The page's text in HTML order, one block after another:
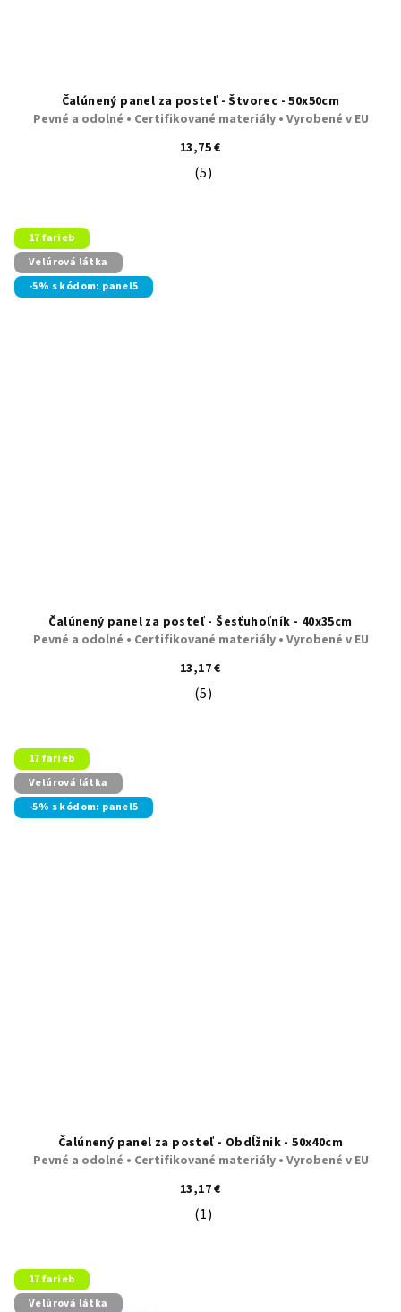
Čalúnený panel za posteľ - Štvorec - 50x50cm
Pevné a odolné • Certifikované materiály • Vyrobené v EU
13,75 €
Priemerné hodnotenie produktu
(5)
17 farieb
Velúrová látka
-5% s kódom: panel5
Čalúnený panel za posteľ - Šesťuhoľník - 40x35cm
Pevné a odolné • Certifikované materiály • Vyrobené v EU
13,17 €
Priemerné hodnotenie produktu
(5)
17 farieb
Velúrová látka
-5% s kódom: panel5
Čalúnený panel za posteľ - Obdĺžnik - 50x40cm
Pevné a odolné • Certifikované materiály • Vyrobené v EU
13,17 €
Priemerné hodnotenie produktu
(1)
17 farieb
Velúrová látka